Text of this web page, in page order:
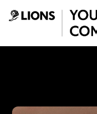
Saltar al contenido principal